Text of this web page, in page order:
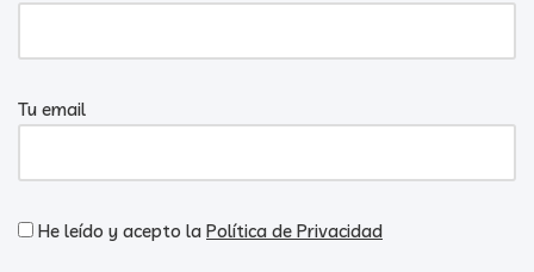
Tu email
He leído y acepto la Política de Privacidad